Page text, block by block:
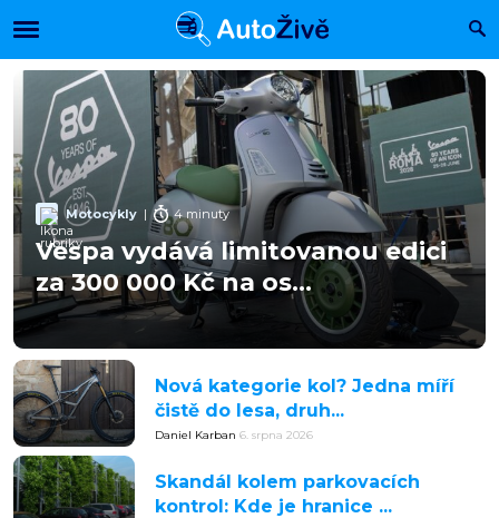
Motocykly | 4 minuty
Vespa vydává limitovanou edici
za 300 000 Kč na os...
Nová kategorie kol? Jedna míří
čistě do lesa, druh...
Daniel Karban 6. srpna 2026
Skandál kolem parkovacích
kontrol: Kde je hranice ...